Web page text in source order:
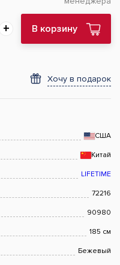
В корзину
Хочу в подарок
США
Китай
LIFETIME
72216
90980
185 см
Бежевый